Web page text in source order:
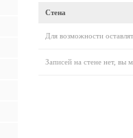
Стена
Для возможности
Записей на стене нет, вы